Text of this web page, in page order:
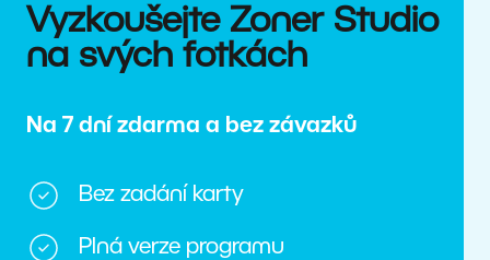
Vyzkoušejte Zoner Studio
na svých fotkách
Na 7 dní zdarma a bez závazků
Bez zadání karty
Plná verze programu